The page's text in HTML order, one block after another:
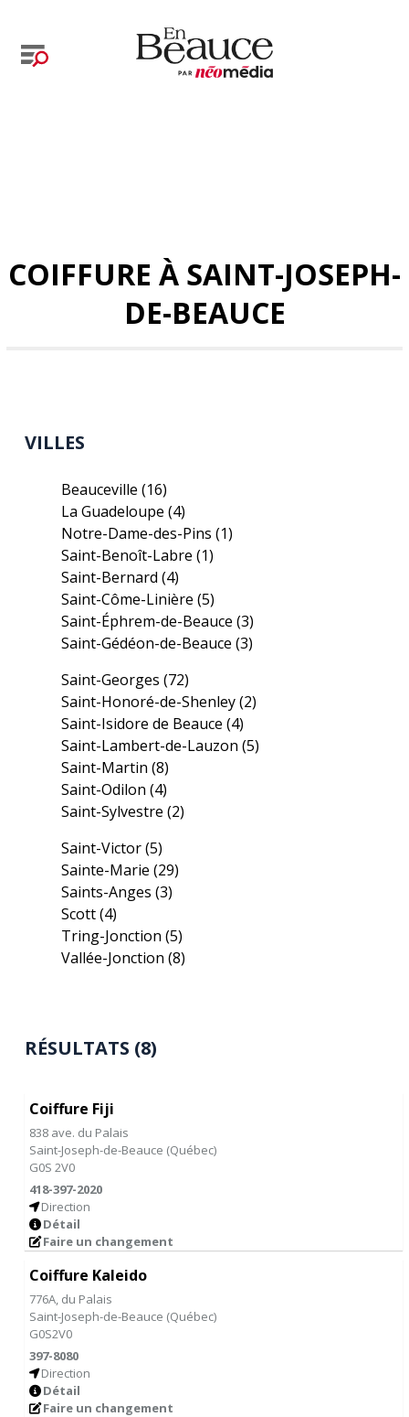
COIFFURE À SAINT-JOSEPH-
DE-BEAUCE
VILLES
Beauceville(16)
La Guadeloupe(4)
Notre-Dame-des-Pins(1)
Saint-Benoît-Labre(1)
Saint-Bernard(4)
Saint-Côme-Linière(5)
Saint-Éphrem-de-Beauce(3)
Saint-Gédéon-de-Beauce(3)
Saint-Georges(72)
Saint-Honoré-de-Shenley(2)
Saint-Isidore de Beauce(4)
Saint-Lambert-de-Lauzon(5)
Saint-Martin(8)
Saint-Odilon(4)
Saint-Sylvestre(2)
Saint-Victor(5)
Sainte-Marie(29)
Saints-Anges(3)
Scott(4)
Tring-Jonction(5)
Vallée-Jonction(8)
RÉSULTATS (8)
Coiffure Fiji
838 ave. du Palais
Saint-Joseph-de-Beauce (Québec)
G0S 2V0
418-397-2020
Direction
Détail
Faire un changement
Coiffure Kaleido
776A, du Palais
Saint-Joseph-de-Beauce (Québec)
G0S2V0
397-8080
Direction
Détail
Faire un changement